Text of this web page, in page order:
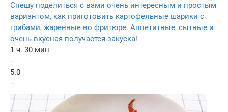
Спешу поделиться с вами очень интересным и простым
вариантом, как приготовить картофельные шарики с
грибами, жаренные во фритюре. Аппетитные, сытные и
очень вкусная получается закуска!
1 ч. 30 мин
–
5.0
–